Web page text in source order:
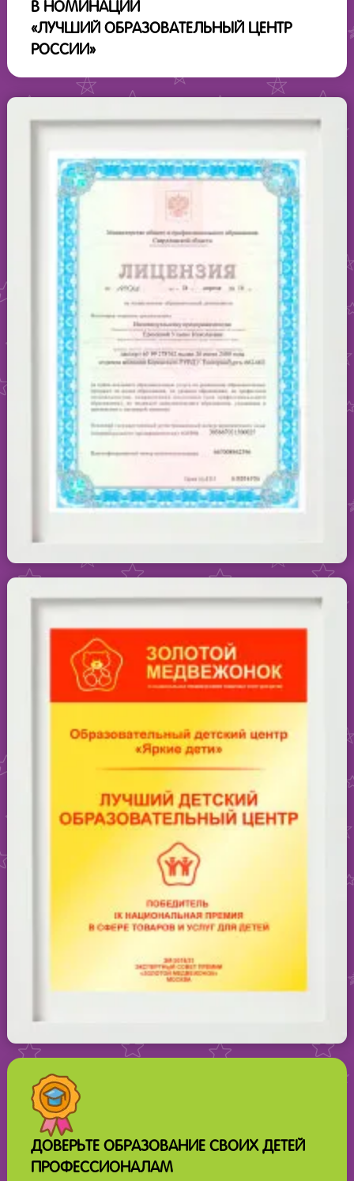
В НОМИНАЦИИ
«ЛУЧШИЙ ОБРАЗОВАТЕЛЬНЫЙ ЦЕНТР
РОССИИ»
ДОВЕРЬТЕ ОБРАЗОВАНИЕ СВОИХ ДЕТЕЙ
ПРОФЕССИОНАЛАМ